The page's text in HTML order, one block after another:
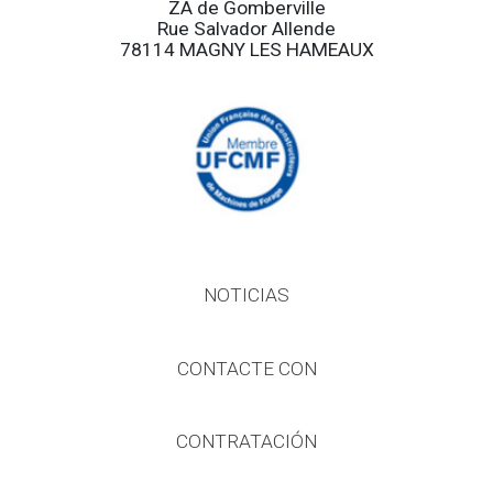
ZA de Gomberville
Rue Salvador Allende
78114 MAGNY LES HAMEAUX
NOTICIAS
CONTACTE CON
CONTRATACIÓN